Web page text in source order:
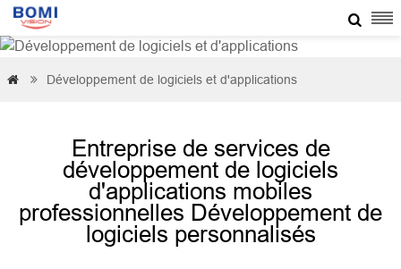

  Développement de logiciels et d'applications
Entreprise de services de
développement de logiciels
d'applications mobiles
professionnelles Développement de
logiciels personnalisés